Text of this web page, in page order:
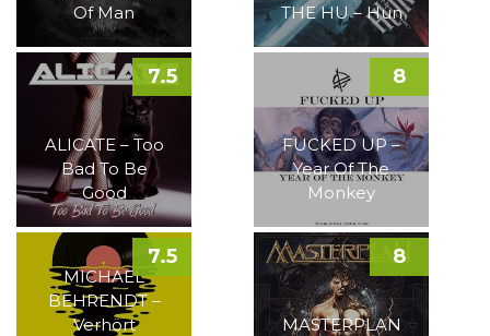
Of Man
THE HU – Hun
ALICATE – Too
Bad To Be
Good
7.5
FUCKED UP –
Year Of The
Monkey
8
MICHAEL
BEHRENDT –
Verhört
7.5
MASTERPLAN
8